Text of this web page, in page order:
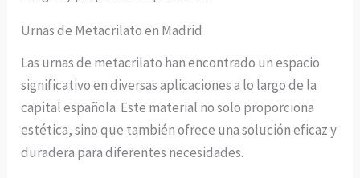
Urnas de Metacrilato en Madrid
Las urnas de metacrilato han encontrado un espacio
significativo en diversas aplicaciones a lo largo de la
capital española. Este material no solo proporciona
estética, sino que también ofrece una solución eficaz y
duradera para diferentes necesidades.